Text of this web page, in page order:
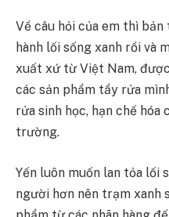
Về câu hỏi của em thì
hành lối sống xanh rồi và
xuất xứ từ Việt Nam,
các sản phẩm tẩy rửa
rửa sinh học, hạn chế hóa
trường.
Yến luôn muốn lan tỏa lối
người hơn nên trạm xanh